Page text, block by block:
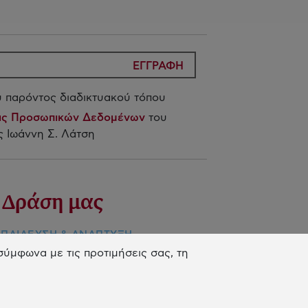
ΕΓΓΡΑΦΗ
παρόντος διαδικτυακού τόπου
Προσωπικών Δεδομένων του
Ιωάννη Σ. Λάτση
μας
& ΑΝΑΠΤΥΞΗ
με τις προτιμήσεις σας, τη